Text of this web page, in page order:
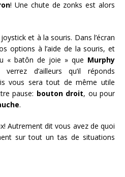
! Une chute de zonks est alors
et à la souris. Dans l’écran
options à l’aide de la souris, et
« batôn de joie » que Murphy
d’ailleurs qu’il réponds
vous sera tout de même utile
pause: bouton droit, ou pour
.
Autrement dit vous avez de quoi
sur tout un tas de situations